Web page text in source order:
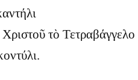
Χριστοῦ τὸ Τετραβάγγελο